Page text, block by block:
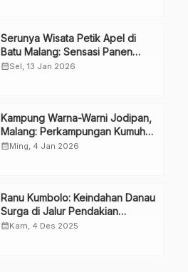
Serunya Wisata Petik Apel di
Batu Malang: Sensasi Panen
Langsung dari Pohon
calendar_monthSel, 13 Jan 2026
Kampung Warna-Warni Jodipan,
Malang: Perkampungan Kumuh
yang Disulap Jadi Indah
calendar_monthMing, 4 Jan 2026
Ranu Kumbolo: Keindahan Danau
Surga di Jalur Pendakian
Gunung Semeru
calendar_monthKam, 4 Des 2025